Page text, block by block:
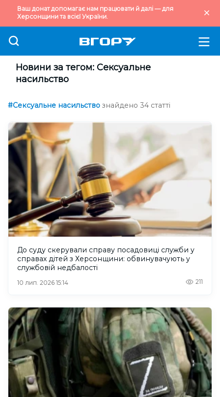
Ваш донат допомагає нам працювати й далі — для
Херсонщини та всієї України.
Новини за тегом: Сексуальне
насильство
#Сексуальне насильство знайдено 34 статті
До суду скерували справу посадовиці служби у
справах дітей з Херсонщини: обвинувачують у
службовій недбалості
10 лип. 2026 15:14 211